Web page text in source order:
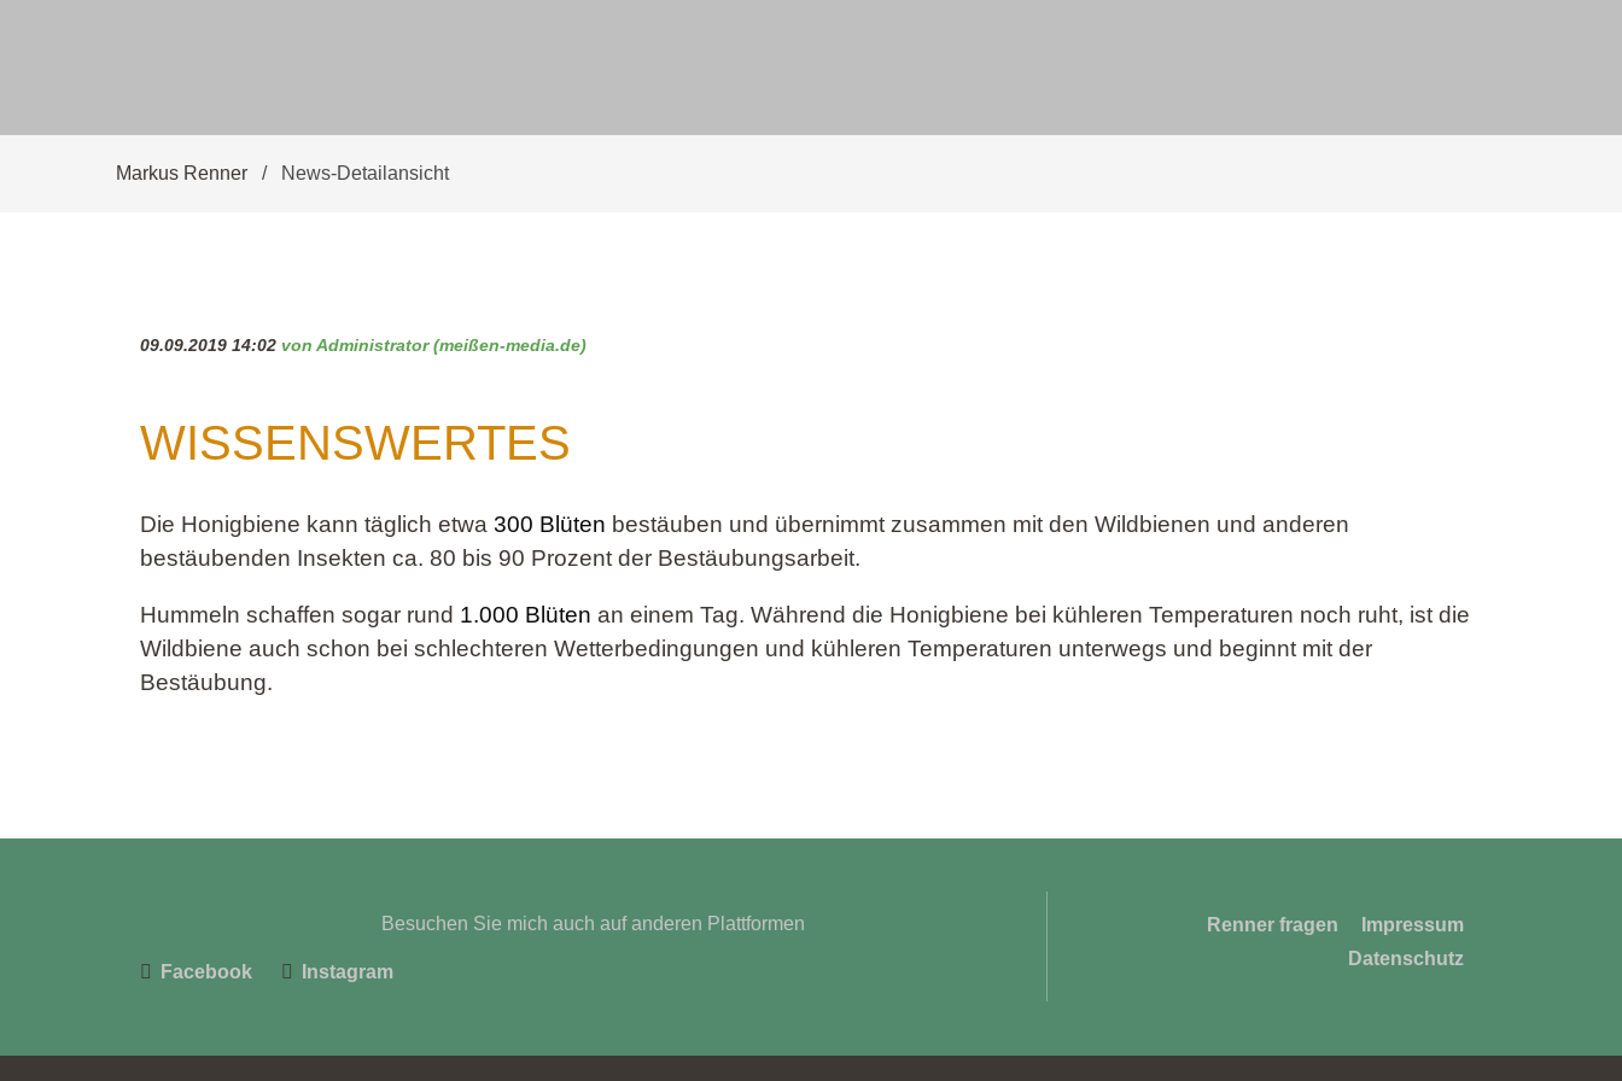
Markus Renner News-Detailansicht
09.09.2019 14:02 von Administrator (meißen-media.de)
WISSENSWERTES
Die Honigbiene kann täglich etwa 300 Blüten bestäuben und übernimmt zusammen mit den Wildbienen und anderen
bestäubenden Insekten ca. 80 bis 90 Prozent der Bestäubungsarbeit.
Hummeln schaffen sogar rund 1.000 Blüten an einem Tag. Während die Honigbiene bei kühleren Temperaturen noch ruht, ist die
Wildbiene auch schon bei schlechteren Wetterbedingungen und kühleren Temperaturen unterwegs und beginnt mit der
Bestäubung.
Besuchen Sie mich auch auf anderen Plattformen
Facebook Instagram
Renner fragen
Impressum
Datenschutz